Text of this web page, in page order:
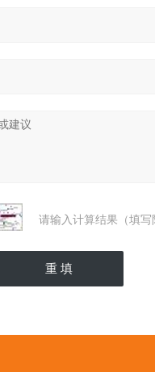
请输入计算结果（填